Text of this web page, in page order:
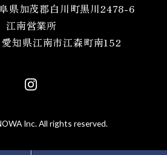
県加茂郡白川町黒川2478-6
江南営業所
知県江南市江森町南152
Inc. All rights reserved.